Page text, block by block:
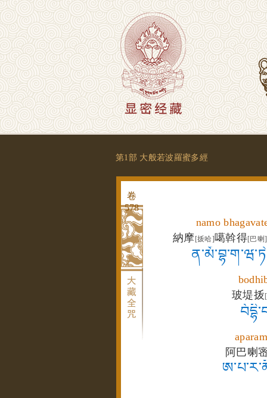
第1部 大般若波羅蜜多經
卷
578
namo
納摩 [㧞哈]噶斡得[巴喇]
玻堤㧞
阿巴喇